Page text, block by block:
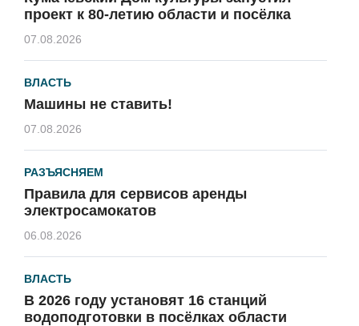
проект к 80-летию области и посёлка
07.08.2026
ВЛАСТЬ
Машины не ставить!
07.08.2026
РАЗЪЯСНЯЕМ
Правила для сервисов аренды
электросамокатов
06.08.2026
ВЛАСТЬ
В 2026 году установят 16 станций
водоподготовки в посёлках области